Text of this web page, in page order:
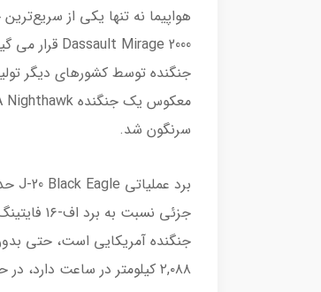
سرنگون شد.
۲,۰۸۸ کیلومتر در ساعت دارد، در حالی که F-16 دارای سرعت ۲,۴۰۰ کیلومتر در ساعت است.